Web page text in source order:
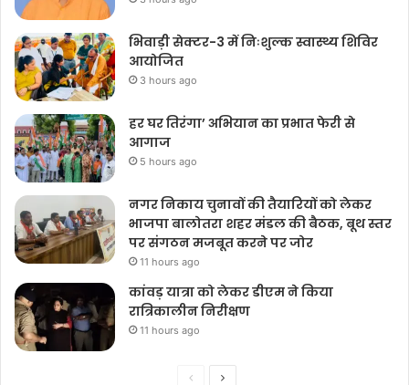
भिवाड़ी सेक्टर-3 में निःशुल्क स्वास्थ्य शिविर
आयोजित
हर घर तिरंगा’ अभियान का प्रभात फेरी से
आगाज
नगर निकाय चुनावों की तैयारियों को लेकर
भाजपा बालोतरा शहर मंडल की बैठक, बूथ स्तर
पर संगठन मजबूत करने पर जोर
11 hours ago
कांवड़ यात्रा को लेकर डीएम ने किया
रात्रिकालीन निरीक्षण